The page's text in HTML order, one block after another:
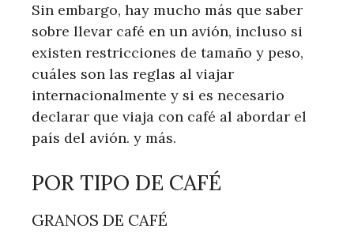
Sin embargo, hay mucho más que saber
sobre llevar café en un avión, incluso si
existen restricciones de tamaño y peso,
cuáles son las reglas al viajar
internacionalmente y si es necesario
declarar que viaja con café al abordar el
país del avión. y más.
POR TIPO DE CAFÉ
GRANOS DE CAFÉ